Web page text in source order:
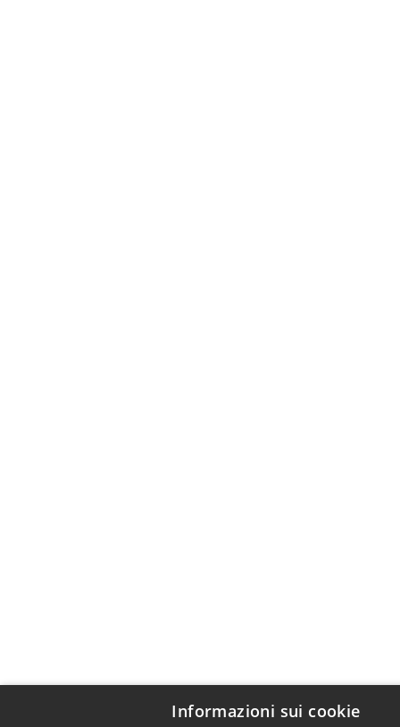
Informazioni sui cookie